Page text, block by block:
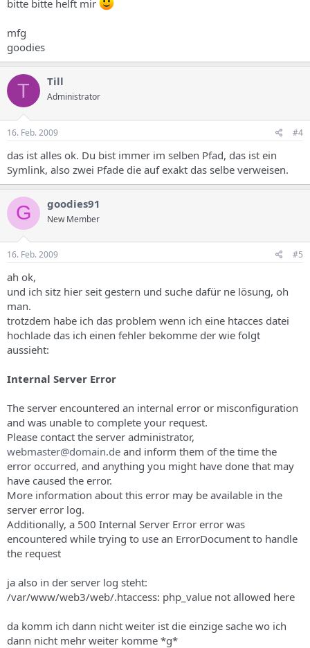
bitte bitte helft mir
mfg
goodies
T Till
Administrator
16. Feb. 2009 #4
das ist alles ok. Du bist immer im selben Pfad, das ist ein
Symlink, also zwei Pfade die auf exakt das selbe verweisen.
G goodies91
New Member
16. Feb. 2009 #5
ah ok,
und ich sitz hier seit gestern und suche dafür ne lösung, oh
man.
trotzdem habe ich das problem wenn ich eine htacces datei
hochlade das ich einen fehler bekomme der wie folgt
aussieht:
Internal Server Error
The server encountered an internal error or misconfiguration
and was unable to complete your request.
Please contact the server administrator,
webmaster@domain.de and inform them of the time the
error occurred, and anything you might have done that may
have caused the error.
More information about this error may be available in the
server error log.
Additionally, a 500 Internal Server Error error was
encountered while trying to use an ErrorDocument to handle
the request
ja also in der server log steht:
/var/www/web3/web/.htaccess: php_value not allowed here
da komm ich dann nicht weiter ist die einzige sache wo ich
dann nicht mehr weiter komme *g*